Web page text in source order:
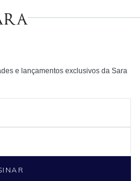
e lançamentos exclusivos da Sara